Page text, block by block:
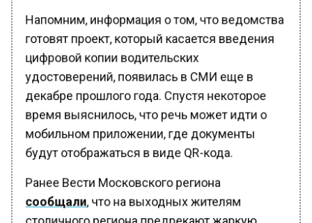
Напомним, информация о том, что ведомства
готовят проект, который касается введения
цифровой копии водительских
удостоверений, появилась в СМИ еще в
декабре прошлого года. Спустя некоторое
время выяснилось, что речь может идти о
мобильном приложении, где документы
будут отображаться в виде QR-кода.
Ранее Вести Московского региона
сообщали, что на выходных жителям